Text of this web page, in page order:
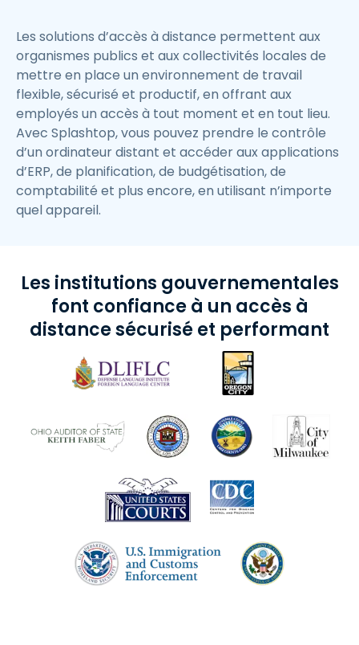
Les solutions d’accès à distance permettent aux
organismes publics et aux collectivités locales de
mettre en place un environnement de travail
flexible, sécurisé et productif, en offrant aux
employés un accès à tout moment et en tout lieu.
Avec Splashtop, vous pouvez prendre le contrôle
d’un ordinateur distant et accéder aux applications
d’ERP, de planification, de budgétisation, de
comptabilité et plus encore, en utilisant n’importe
quel appareil.
Les institutions gouvernementales
font confiance à un accès à
distance sécurisé et performant